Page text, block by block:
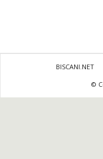
BISCANI.NET
©